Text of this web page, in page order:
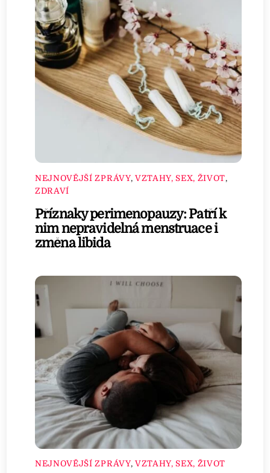
NEJNOVĚJŠÍ ZPRÁVY, VZTAHY, SEX, ŽIVOT,
ZDRAVÍ
Příznaky perimenopauzy: Patří k
nim nepravidelná menstruace i
změna libida
NEJNOVĚJŠÍ ZPRÁVY, VZTAHY, SEX, ŽIVOT